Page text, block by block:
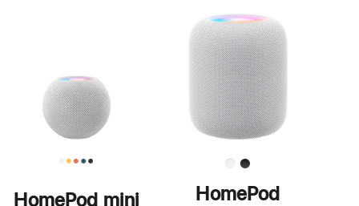
HomePod mini
步
了
解
HomePod<
HomePod